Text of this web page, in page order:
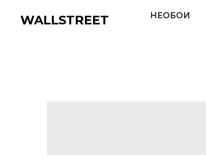
WALLSTREET НЕОБОИ